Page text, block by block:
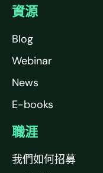
資源
Blog
Webinar
News
E-books
職涯
我們如何招募